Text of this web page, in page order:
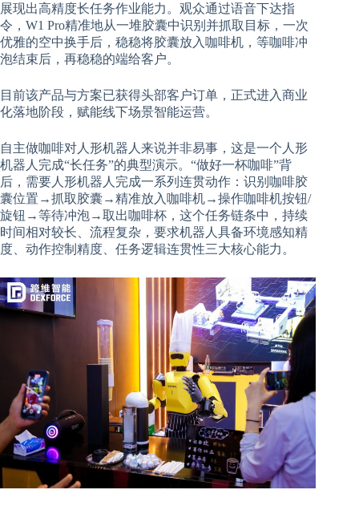
展现出高精度长任务作业能力。观众通过语音下达指
令，W1 Pro精准地从一堆胶囊中识别并抓取目标，一次
优雅的空中换手后，稳稳将胶囊放入咖啡机，等咖啡冲
泡结束后，再稳稳的端给客户。
目前该产品与方案已获得头部客户订单，正式进入商业
化落地阶段，赋能线下场景智能运营。
自主做咖啡对人形机器人来说并非易事，这是一个人形
机器人完成“长任务”的典型演示。“做好一杯咖啡”背
后，需要人形机器人完成一系列连贯动作：识别咖啡胶
囊位置→抓取胶囊→精准放入咖啡机→操作咖啡机按钮/
旋钮→等待冲泡→取出咖啡杯，这个任务链条中，持续
时间相对较长、流程复杂，要求机器人具备环境感知精
度、动作控制精度、任务逻辑连贯性三大核心能力。